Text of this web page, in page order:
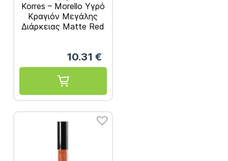
Korres – Morello Υγρό
Κραγιόν Μεγάλης
Διάρκειας Matte Red
10.31 €